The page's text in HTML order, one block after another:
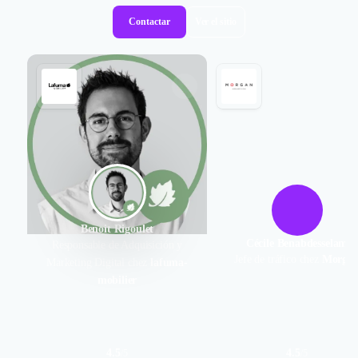
Contactar
Benoit Rigoulet